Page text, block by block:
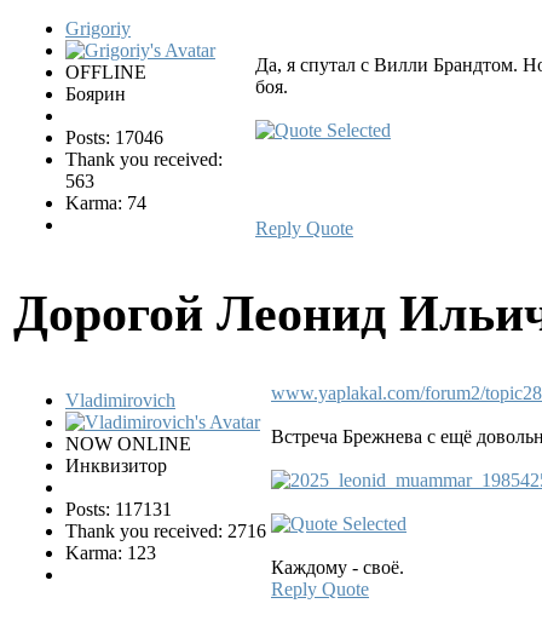
Grigoriy
OFFLINE
Боярин
Posts: 17046
Thank you received:
563
Karma: 74
Да, я спутал с Вилли Брандтом.
боя.
Reply Quote
Дорогой Леонид
Vladimirovich
NOW ONLINE
Инквизитор
Posts: 117131
Thank you received: 2716
Karma: 123
www.yaplakal.com/forum2/
Встреча Брежнева с ещё
Каждому - своё.
Reply Quote